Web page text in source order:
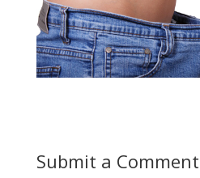
Submit a Comment